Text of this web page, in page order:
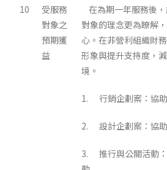
10
受服務
對象之
預期獲
益
在為期一年服務後
對象的理念更為瞭解
心。在非營利組織財
形象與提升支持度，
境。
1. 行銷企劃案：協
2. 設計企劃案：協
3. 推行與公關活動